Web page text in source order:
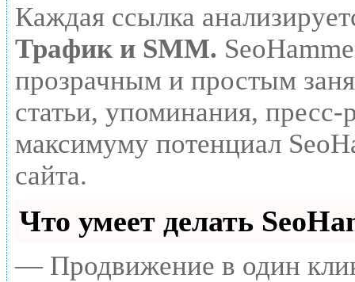
Каждая ссылка
Трафик и SMM.
прозрачным и простым
статьи, упоминания,
максимуму потенциал
сайта.
Что умеет делать
— Продвижение в один